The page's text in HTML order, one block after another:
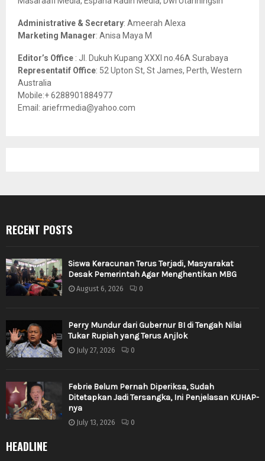
Administrative & Secretary: Ameerah Alexa
Marketing Manager: Anisa Maya M
Editor’s Office : Jl. Dukuh Kupang XXXI no.46A Surabaya
Representatif Office: 52 Upton St, St James, Perth, Western
Australia
Mobile:+ 6288901884977
Email: ariefrmedia@yahoo.com
RECENT POSTS
Siswa Keracunan Terus Terjadi, Masyarakat
Desak Pemerintah Agar Menghentikan MBG
August 6, 2026 0
Perry Mundur dari Gubernur BI di Tengah Nilai
Tukar Rupiah yang Terus Anjlok
July 27, 2026 0
Febrie Belum Pernah Diperiksa, Sudah
Ditetapkan Jadi Tersangka, Ini Penjelasan KUHAP-
nya
July 13, 2026 0
HEADLINE